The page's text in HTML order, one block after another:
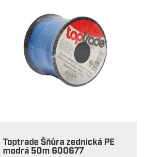
Toptrade Šňůra zednická PE
modrá 50m 600677